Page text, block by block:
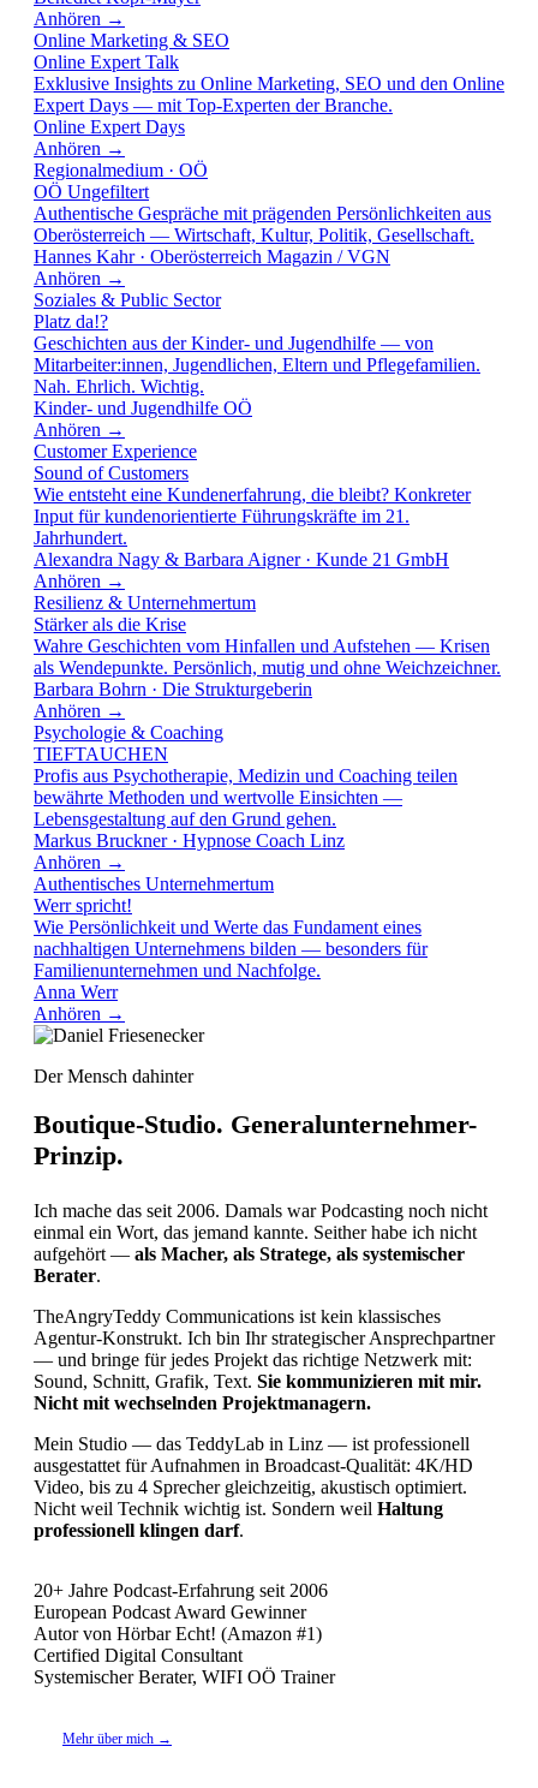
Anhören →
Online Marketing & SEO
Online Expert Talk
Exklusive Insights zu Online Marketing, SEO und den Online
Expert Days — mit Top-Experten der Branche.
Online Expert Days
Anhören →
Regionalmedium · OÖ
OÖ Ungefiltert
Authentische Gespräche mit prägenden Persönlichkeiten aus
Oberösterreich — Wirtschaft, Kultur, Politik, Gesellschaft.
Hannes Kahr · Oberösterreich Magazin / VGN
Anhören →
Soziales & Public Sector
Platz da!?
Geschichten aus der Kinder- und Jugendhilfe — von
Mitarbeiter:innen, Jugendlichen, Eltern und Pflegefamilien.
Nah. Ehrlich. Wichtig.
Kinder- und Jugendhilfe OÖ
Anhören →
Customer Experience
Sound of Customers
Wie entsteht eine Kundenerfahrung, die bleibt? Konkreter
Input für kundenorientierte Führungskräfte im 21.
Jahrhundert.
Alexandra Nagy & Barbara Aigner · Kunde 21 GmbH
Anhören →
Resilienz & Unternehmertum
Stärker als die Krise
Wahre Geschichten vom Hinfallen und Aufstehen — Krisen
als Wendepunkte. Persönlich, mutig und ohne Weichzeichner.
Barbara Bohrn · Die Strukturgeberin
Anhören →
Psychologie & Coaching
TIEFTAUCHEN
Profis aus Psychotherapie, Medizin und Coaching teilen
bewährte Methoden und wertvolle Einsichten —
Lebensgestaltung auf den Grund gehen.
Markus Bruckner · Hypnose Coach Linz
Anhören →
Authentisches Unternehmertum
Werr spricht!
Wie Persönlichkeit und Werte das Fundament eines
nachhaltigen Unternehmens bilden — besonders für
Familienunternehmen und Nachfolge.
Anna Werr
Anhören →
Der Mensch dahinter
Boutique-Studio. Generalunternehmer-
Prinzip.
Ich mache das seit 2006. Damals war Podcasting noch nicht
einmal ein Wort, das jemand kannte. Seither habe ich nicht
aufgehört — als Macher, als Stratege, als systemischer
Berater.
TheAngryTeddy Communications ist kein klassisches
Agentur-Konstrukt. Ich bin Ihr strategischer Ansprechpartner
— und bringe für jedes Projekt das richtige Netzwerk mit:
Sound, Schnitt, Grafik, Text. Sie kommunizieren mit mir.
Nicht mit wechselnden Projektmanagern.
Mein Studio — das TeddyLab in Linz — ist professionell
ausgestattet für Aufnahmen in Broadcast-Qualität: 4K/HD
Video, bis zu 4 Sprecher gleichzeitig, akustisch optimiert.
Nicht weil Technik wichtig ist. Sondern weil Haltung
professionell klingen darf.
20+ Jahre Podcast-Erfahrung seit 2006
European Podcast Award Gewinner
Autor von Hörbar Echt! (Amazon #1)
Certified Digital Consultant
Systemischer Berater, WIFI OÖ Trainer
Mehr über mich →